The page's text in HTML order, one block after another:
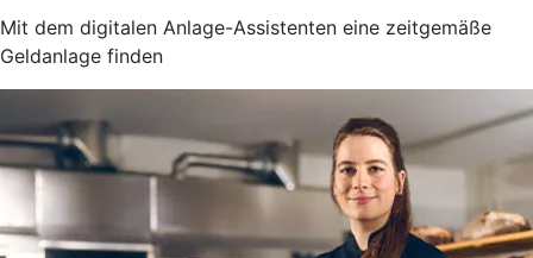
Mit dem digitalen Anlage-Assistenten eine zeitgemäße
Geldanlage finden